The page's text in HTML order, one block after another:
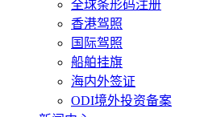
全球条形码注册
香港驾照
国际驾照
船舶挂旗
海内外签证
ODI境外投资备案